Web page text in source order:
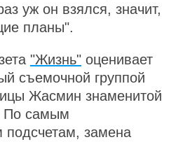
уж он взялся, значит,
планы".
"Жизнь" оценивает
съемочной группой
Жасмин знаменитой
По самым
подсчетам, замена